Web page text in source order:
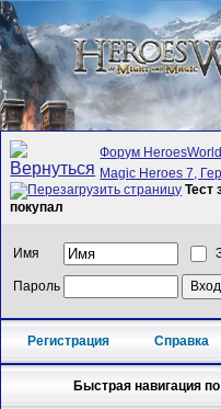
Форум
Magic Heroes 7,
Тест
покупал
Имя
Пароль
Регистрация Справка
Быстрая навигация